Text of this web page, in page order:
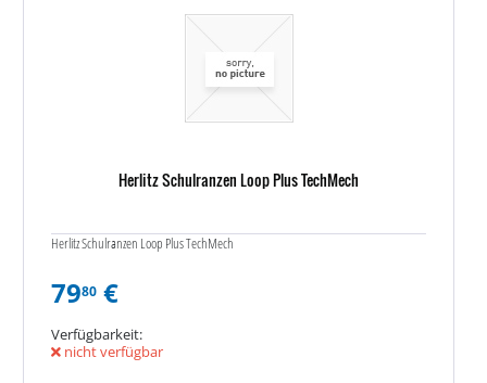
Herlitz Schulranzen Loop Plus TechMech
Herlitz Schulranzen Loop Plus TechMech
7980 €
Verfügbarkeit:
nicht verfügbar